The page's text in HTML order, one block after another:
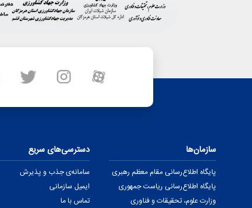
سازمان‌ها
پایگاه اطلاع‌رسانی مقام معظم رهبری
پایگاه اطلاع‌رسانی ریاست جمهوری
وزارت علوم، تحقیقات و فناوری
دسترسی‌های سریع
سامانه‌ی جذب و پذیرش
ایمیل سازمانی
تماس با ما